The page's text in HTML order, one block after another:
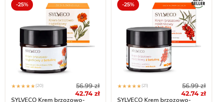
-25%
★★★★★(20) 56.99zł
42.74 zł
SYLVECO Krem brzozowo-
-25%
★★★★★(21) 56.99zł
42.74 zł
SYLVECO Krem brzozowo-